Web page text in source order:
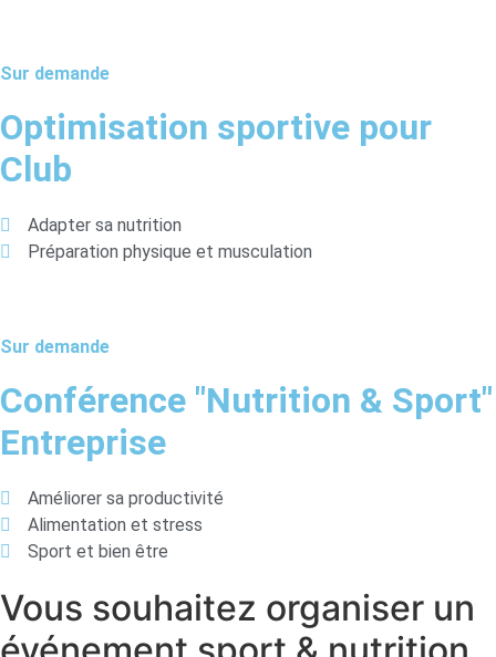
Sur demande
Optimisation sportive pour
Club
Adapter sa nutrition
Préparation physique et musculation
Sur demande
Conférence "Nutrition & Sport"
Entreprise
Améliorer sa productivité
Alimentation et stress
Sport et bien être
Vous souhaitez organiser un